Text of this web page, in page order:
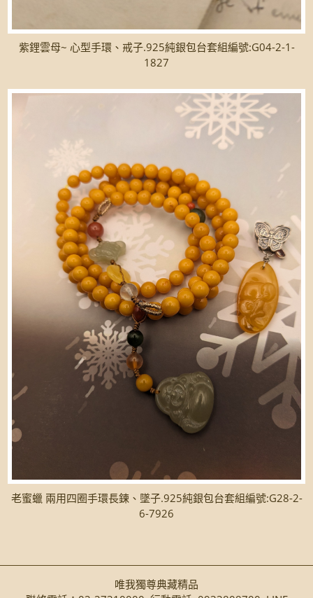
紫鋰雲母~ 心型手環、戒子.925純銀包台套組編號:G04-2-1-
1827
老蜜蠟 兩用四圈手環長鍊、墜子.925純銀包台套組編號:G28-2-
6-7926
唯我獨尊典藏精品